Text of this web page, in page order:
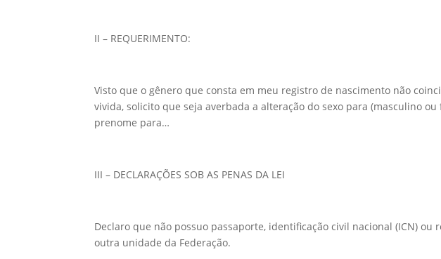
II – REQUERIMENTO:
Visto que o gênero que consta em meu registro de nascimento não
vivida, solicito que seja averbada a alteração do sexo para (masculino
prenome para…
III – DECLARAÇÕES SOB AS PENAS DA LEI
Declaro que não possuo passaporte, identificação civil nacional (ICN)
outra unidade da Federação.